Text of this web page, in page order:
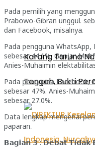
Karang Taruna
Tengah, Bukti
Pada pemilih yang
Prabowo-Gibran unggul.
dan Facebook, misalnya.
Pada pengguna
sebesar 44.1%. Ganjar-
Anies-Muhaimin
Pada pengguna Facebook,
sebesar 47%. Anies-
sebesar 27.0%.
Data lengkap mengenai
paparan.
𝗕𝗮𝗴𝗶𝗮𝗻 𝟯 : 𝗗𝗲𝗯𝗮𝘁